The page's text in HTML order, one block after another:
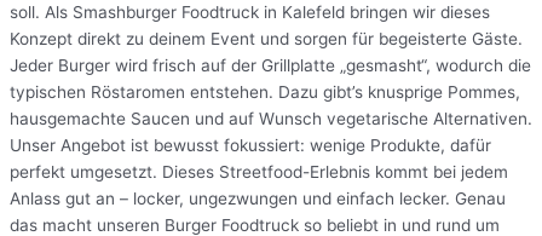
soll. Als Smashburger Foodtruck in Kalefeld bringen wir dieses
Konzept direkt zu deinem Event und sorgen für begeisterte Gäste.
Jeder Burger wird frisch auf der Grillplatte „gesmasht“, wodurch die
typischen Röstaromen entstehen. Dazu gibt’s knusprige Pommes,
hausgemachte Saucen und auf Wunsch vegetarische Alternativen.
Unser Angebot ist bewusst fokussiert: wenige Produkte, dafür
perfekt umgesetzt. Dieses Streetfood-Erlebnis kommt bei jedem
Anlass gut an – locker, ungezwungen und einfach lecker. Genau
das macht unseren Burger Foodtruck so beliebt in und rund um